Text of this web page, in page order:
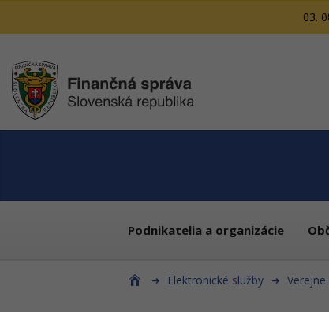
03.
Podnikatelia a organizácie
Elektronické služby